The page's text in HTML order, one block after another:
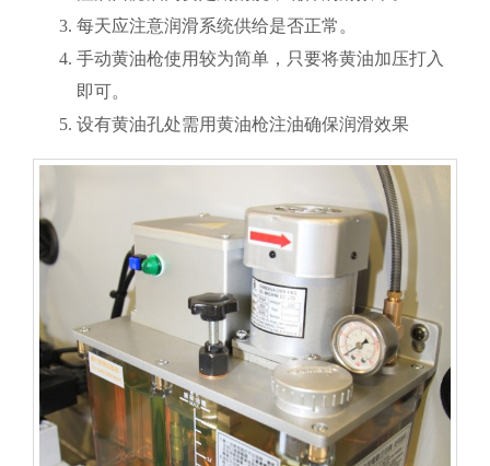
每天应注意润滑系统供给是否正常。
手动黄油枪使用较为简单，只要将黄油加压打入
即可。
设有黄油孔处需用黄油枪注油确保润滑效果